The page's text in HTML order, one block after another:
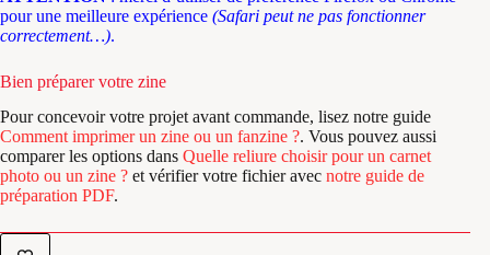
pour une meilleure expérience (Safari peut ne pas fonctionner
correctement…).
Bien préparer votre zine
Pour concevoir votre projet avant commande, lisez notre guide
Comment imprimer un zine ou un fanzine ?. Vous pouvez aussi
comparer les options dans Quelle reliure choisir pour un carnet
photo ou un zine ? et vérifier votre fichier avec notre guide de
préparation PDF.